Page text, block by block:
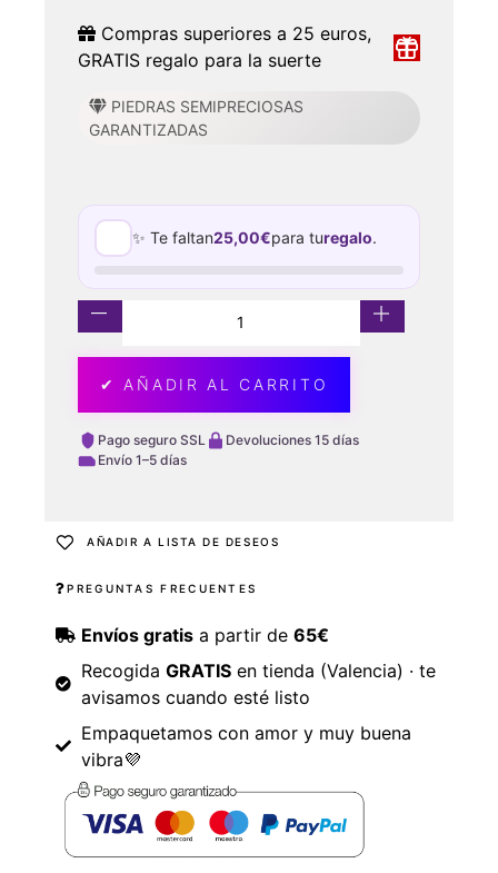
Compras superiores a 25 euros,
GRATIS regalo para la suerte
PIEDRAS SEMIPRECIOSAS
GARANTIZADAS
✨ Te faltan25,00€para turegalo.
✔ AÑADIR AL CARRITO
Pago seguro SSL
Devoluciones 15 días
Envío 1–5 días
AÑADIR A LISTA DE DESEOS
PREGUNTAS FRECUENTES
Envíos gratisa partir de 65€
Recogida GRATISen tienda (Valencia) · te
avisamos cuando esté listo
Empaquetamos con amor y muy buena
vibra💜